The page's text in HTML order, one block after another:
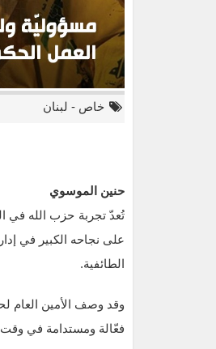
خاص - لبنان
حنين الموسوي
تُعدّ تجربة حزب الله في
على نجاحه الكبير في
الطائفية.
وقد وصف الأمين العام
فعّالة ومستدامة في